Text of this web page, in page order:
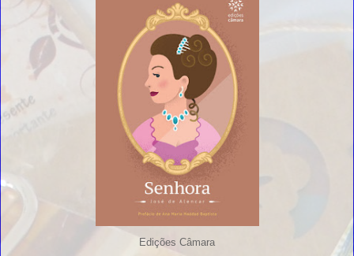
Edições Câmara